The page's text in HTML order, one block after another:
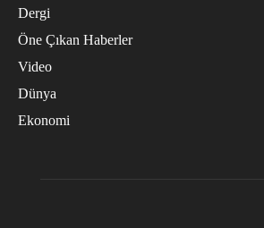
Dergi
Öne Çıkan Haberler
Video
Dünya
Ekonomi